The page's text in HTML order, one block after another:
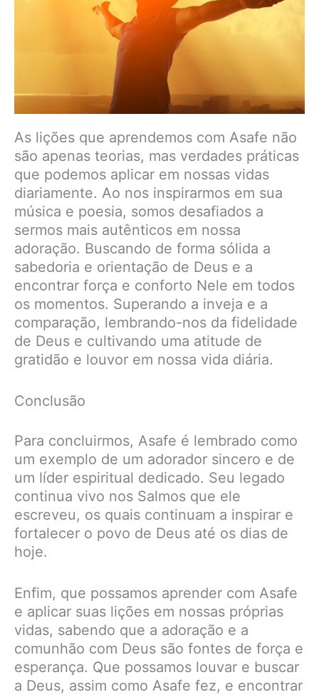
As lições que aprendemos com Asafe não
são apenas teorias, mas verdades práticas
que podemos aplicar em nossas vidas
diariamente. Ao nos inspirarmos em sua
música e poesia, somos desafiados a
sermos mais autênticos em nossa
adoração. Buscando de forma sólida a
sabedoria e orientação de Deus e a
encontrar força e conforto Nele em todos
os momentos. Superando a inveja e a
comparação, lembrando-nos da fidelidade
de Deus e cultivando uma atitude de
gratidão e louvor em nossa vida diária.
Conclusão
Para concluirmos, Asafe é lembrado como
um exemplo de um adorador sincero e de
um líder espiritual dedicado. Seu legado
continua vivo nos Salmos que ele
escreveu, os quais continuam a inspirar e
fortalecer o povo de Deus até os dias de
hoje.
Enfim, que possamos aprender com Asafe
e aplicar suas lições em nossas próprias
vidas, sabendo que a adoração e a
comunhão com Deus são fontes de força e
esperança. Que possamos louvar e buscar
a Deus, assim como Asafe fez, e encontrar